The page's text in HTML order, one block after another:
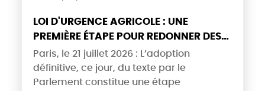
LOI D'URGENCE AGRICOLE : UNE
PREMIÈRE ÉTAPE POUR REDONNER DES
PERSPECTIVES AUX PRODUCTEURS DE
GRANDES CULTURES
Paris, le 21 juillet 2026 : L’adoption
définitive, ce jour, du texte par le
Parlement constitue une étape